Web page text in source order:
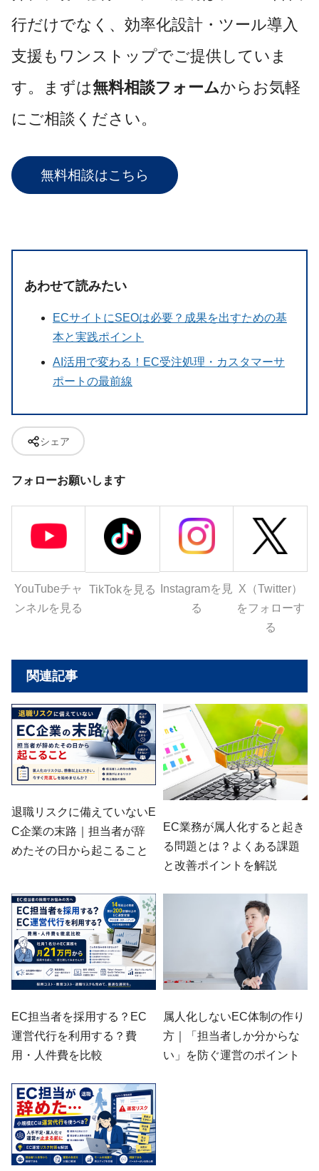
行だけでなく、効率化設計・ツール導入
支援もワンストップでご提供していま
す。まずは無料相談フォームからお気軽
にご相談ください。
無料相談はこちら
あわせて読みたい
ECサイトにSEOは必要？成果を出すための基
本と実践ポイント
AI活用で変わる！EC受注処理・カスタマーサ
ポートの最前線
シェア
フォローお願いします
YouTubeチャ
ンネルを見る
TikTokを見る
Instagramを見
る
X（Twitter）
をフォローす
る
関連記事
退職リスクに備えていないE
C企業の末路｜担当者が辞
めたその日から起こること
EC業務が属人化すると起き
る問題とは？よくある課題
と改善ポイントを解説
EC担当者を採用する？EC
運営代行を利用する？費
用・人件費を比較
属人化しないEC体制の作り
方｜「担当者しか分からな
い」を防ぐ運営のポイント